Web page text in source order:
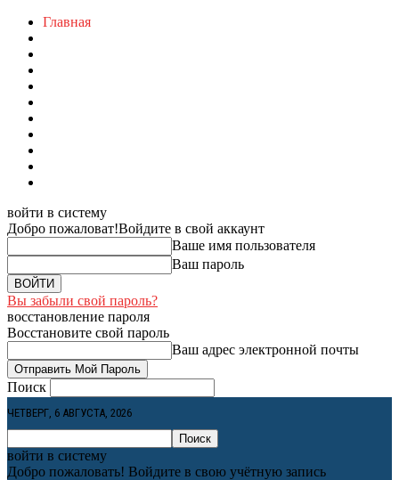
Главная
войти в систему
Добро пожаловат!Войдите в свой аккаунт
Ваше имя пользователя
Ваш пароль
Вы забыли свой пароль?
восстановление пароля
Восстановите свой пароль
Ваш адрес электронной почты
Поиск
ЧЕТВЕРГ, 6 АВГУСТА, 2026
войти в систему
Добро пожаловать! Войдите в свою учётную запись